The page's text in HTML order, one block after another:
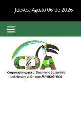
Jueves, Agosto 06 de 2026